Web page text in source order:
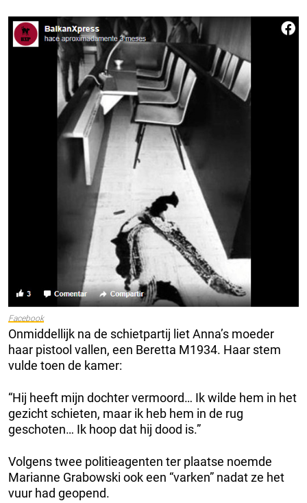
Facebook
Onmiddellijk na de schietpartij liet Anna’s moeder
haar pistool vallen, een Beretta M1934. Haar stem
vulde toen de kamer:
“Hij heeft mijn dochter vermoord… Ik wilde hem in het
gezicht schieten, maar ik heb hem in de rug
geschoten… Ik hoop dat hij dood is.”
Volgens twee politieagenten ter plaatse noemde
Marianne Grabowski ook een “varken” nadat ze het
vuur had geopend.